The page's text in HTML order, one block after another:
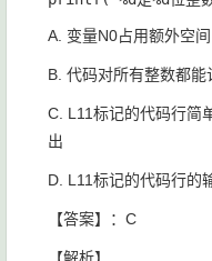
A. 变量N0占用额外空
B. 代码对所有整数都
C. L11标记的代码行简
出
D. L11标记的代码行的
【答案】：C